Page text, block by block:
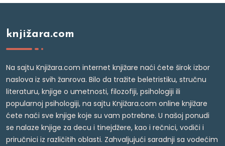
knjižara.com
Na sajtu Knjižara.com internet knjižare naći ćete širok izbor
naslova iz svih žanrova. Bilo da tražite beletristiku, stručnu
literaturu, knjige o umetnosti, filozofiji, psihologiji ili
popularnoj psihologiji, na sajtu Knjižara.com online knjižare
ćete naći sve knjige koje su vam potrebne. U našoj ponudi
se nalaze knjige za decu i tinejdžere, kao i rečnici, vodiči i
priručnici iz različitih oblasti. Zahvaljujući saradnji sa vodećim